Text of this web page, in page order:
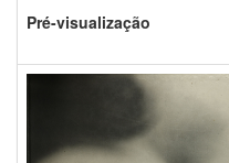
Pré-visualização